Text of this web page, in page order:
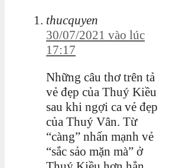
thucquyen
30/07/2021 vào lúc
17:17
Những câu thơ trên tả
vẻ đẹp của Thuý Kiều
sau khi ngợi ca vẻ đẹp
của Thuý Vân. Từ
“càng” nhấn mạnh vẻ
“sắc sảo mặn mà” ở